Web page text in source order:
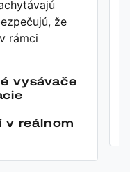
že
rámci
vysávače
v reálnom